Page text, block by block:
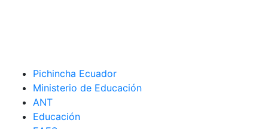
Pichincha Ecuador
Ministerio de Educación
ANT
Educación